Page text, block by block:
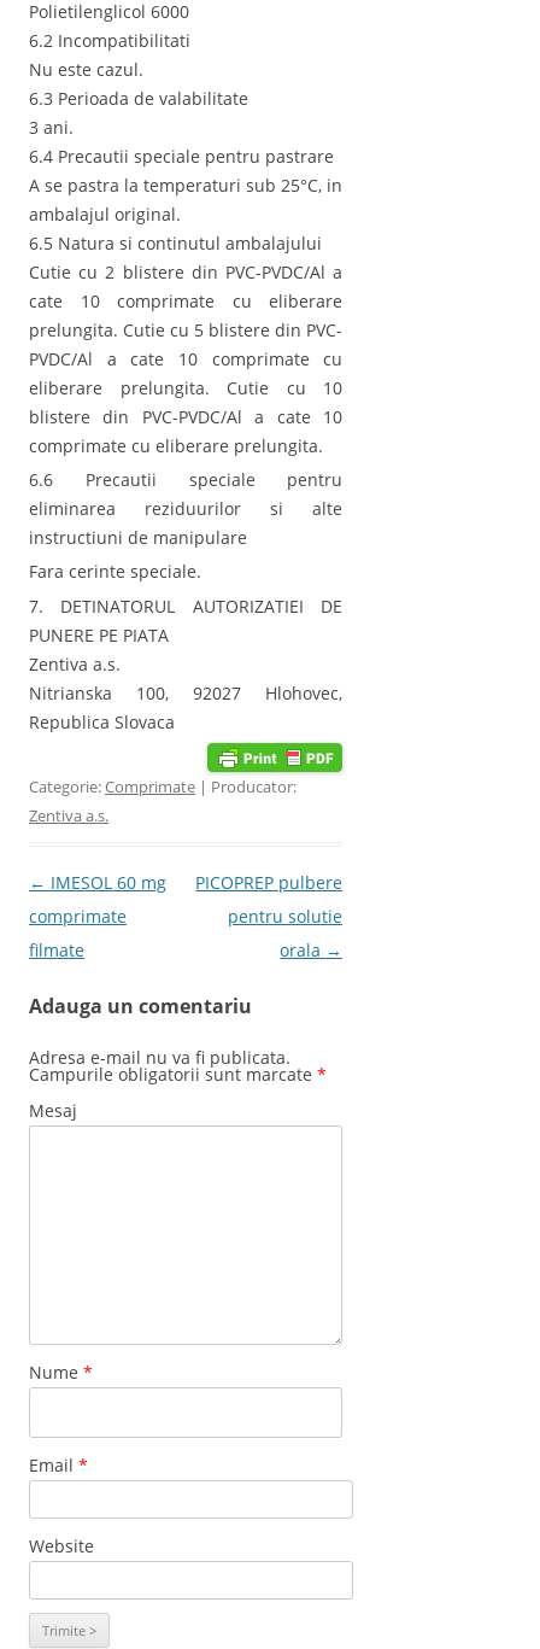
Polietilenglicol 6000
6.2 Incompatibilitati
Nu este cazul.
6.3 Perioada de valabilitate
3 ani.
6.4 Precautii speciale pentru pastrare
A se pastra la temperaturi sub 25°C, in
ambalajul original.
6.5 Natura si continutul ambalajului
Cutie cu 2 blistere din PVC-PVDC/Al a
cate 10 comprimate cu eliberare
prelungita. Cutie cu 5 blistere din PVC-
PVDC/Al a cate 10 comprimate cu
eliberare prelungita. Cutie cu 10
blistere din PVC-PVDC/Al a cate 10
comprimate cu eliberare prelungita.
6.6 Precautii speciale pentru
eliminarea reziduurilor si alte
instructiuni de manipulare
Fara cerinte speciale.
7. DETINATORUL AUTORIZATIEI DE
PUNERE PE PIATA
Zentiva a.s.
Nitrianska 100, 92027 Hlohovec,
Republica Slovaca
Categorie:Comprimate | Producator:
Zentiva a.s.
Post navigation
← IMESOL 60 mg
comprimate
filmate
PICOPREP pulbere
pentru solutie
orala →
Adauga un comentariu
Adresa e-mail nu va fi publicata.
Campurile obligatorii sunt marcate *
Mesaj
Nume *
Email *
Website